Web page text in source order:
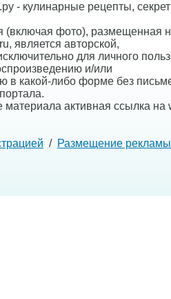
- кулинарные рецепты,
(включая фото), размещенная
является авторской,
для личного
и/или
в какой-либо форме без
материала активная ссылка на
/ Размещение рекламы